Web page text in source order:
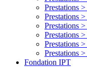
Prestations >
Prestations >
Prestations >
Prestations >
Prestations >
Prestations >
Fondation IPT